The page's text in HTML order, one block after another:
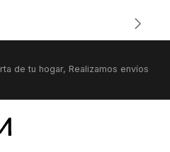
de tu hogar, Realizamos envíos